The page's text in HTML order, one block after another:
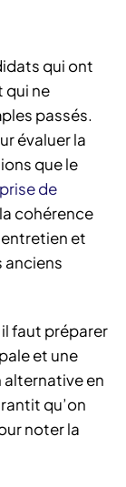
qui ont
qui ne
passés.
évaluer la
que le
prise de
cohérence
et
anciens
faut préparer
et une
alternative en
qu’on
noter la